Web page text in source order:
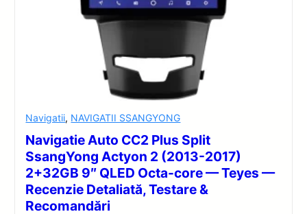
Navigatii, NAVIGATII SSANGYONG
Navigatie Auto CC2 Plus Split
SsangYong Actyon 2 (2013-2017)
2+32GB 9″ QLED Octa-core — Teyes —
Recenzie Detaliată, Testare &
Recomandări